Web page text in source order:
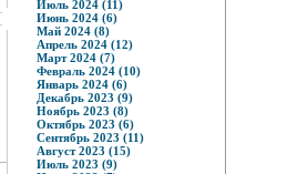
Июль 2024 (11)
Июнь 2024 (6)
Май 2024 (8)
Апрель 2024 (12)
Март 2024 (7)
Февраль 2024 (10)
Январь 2024 (6)
Декабрь 2023 (9)
Ноябрь 2023 (8)
Октябрь 2023 (6)
Сентябрь 2023 (11)
Август 2023 (15)
Июль 2023 (9)